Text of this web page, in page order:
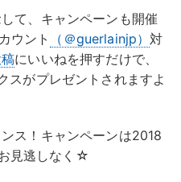
て、キャンペーンも開催
ウント
（＠guerlainjp） 対
にいいねを押すだけで、
スがプレゼントされますよ
ス！キャンペーンは2018
見逃しなく☆